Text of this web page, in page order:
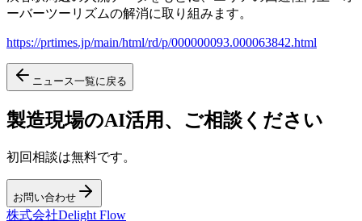
ーバーツーリズムの解消に取り組みます。
https://prtimes.jp/main/html/rd/p/000000093.000063842.html
ニュース一覧に戻る
製造現場のAI活用、ご相談ください
初回相談は無料です。
お問い合わせ
株式会社Delight Flow